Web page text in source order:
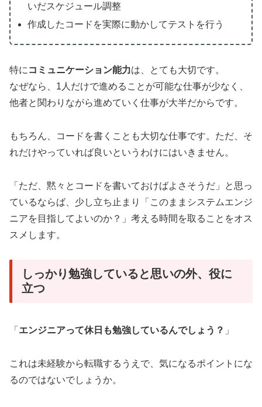
いだスケジュール調整
作成したコードを実際に動かしてテストを行う
特に コミュニケーション能力は、とても大切です。
なぜなら、1人だけで進めることが可能な仕事が少なく、
他者と関わりながら進めていく仕事が大半だからです。
もちろん、コードを書くことも大切な仕事です。ただ、そ
れだけやっていれば良いというわけにはいきません。
「ただ、黙々とコードを書いておけばよさそうだ」と思っ
ているならば、少し立ち止まり「このままシステムエンジ
ニアを目指してよいのか？」考える時間を取ることをオス
スメします。
しっかり勉強していると思いの外、役に
立つ
「 エンジニアって休日も勉強しているんでしょう？ 」
これは未経験から転職するうえで、気になるポイントにな
るのではないでしょうか。